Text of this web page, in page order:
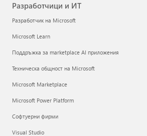
Разработчици и ИТ
Разработчик на Microsoft
Microsoft Learn
Поддръжка за marketplace AI приложения
Техническа общност на Microsoft
Microsoft Marketplace
Microsoft Power Platform
Софтуерни фирми
Visual Studio